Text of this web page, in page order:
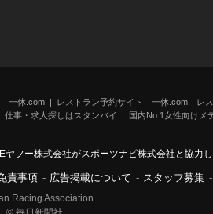
一休.com
レストラン予約サイト 一休.com レ
仕事・求人探しはスタンバイ
国内No.1女性向けメ
フー株式会社がスポーツナビ株式会社と協力し
責事項 - 広告掲載について - スタッフ募集 -
Racing Association.